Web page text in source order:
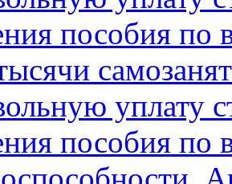
пособия по
уплату
пособия по